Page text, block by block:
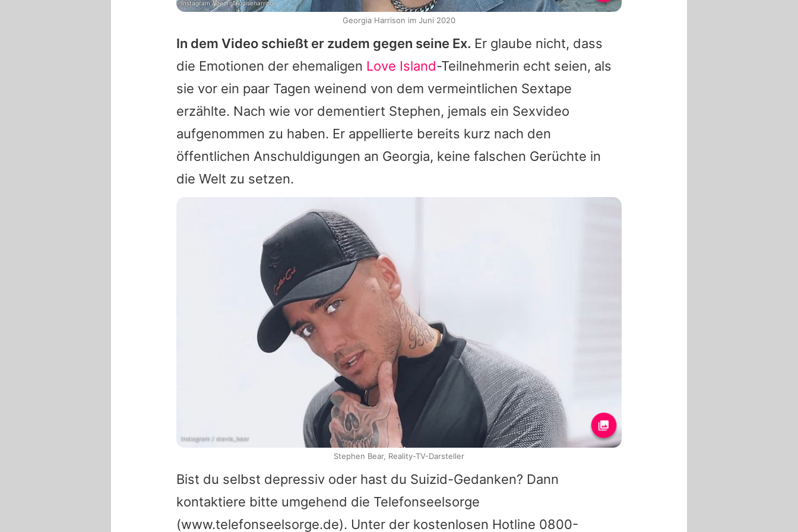
In dem Video schießt er zudem gegen seine Ex. Er glaube nicht, dass
die Emotionen der ehemaligen Love Island-Teilnehmerin echt seien, als
sie vor ein paar Tagen weinend von dem vermeintlichen Sextape
erzählte. Nach wie vor dementiert Stephen, jemals ein Sexvideo
aufgenommen zu haben. Er appellierte bereits kurz nach den
öffentlichen Anschuldigungen an Georgia, keine falschen Gerüchte in
die Welt zu setzen.
Bist du selbst depressiv oder hast du Suizid-Gedanken? Dann
kontaktiere bitte umgehend die Telefonseelsorge
(www.telefonseelsorge.de). Unter der kostenlosen Hotline 0800-
Instagram / georgialouiseharrison
Georgia Harrison im Juni 2020
Instagram / stevie_bear
Stephen Bear, Reality-TV-Darsteller